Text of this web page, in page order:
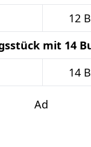
12
mit 14
14
Ad